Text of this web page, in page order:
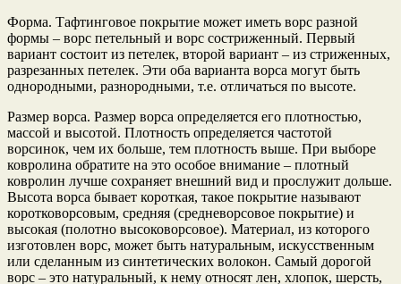
Форма. Тафтинговое покрытие может иметь ворс разной
формы – ворс петельный и ворс состриженный. Первый
вариант состоит из петелек, второй вариант – из стриженных,
разрезанных петелек. Эти оба варианта ворса могут быть
однородными, разнородными, т.е. отличаться по высоте.
Размер ворса. Размер ворса определяется его плотностью,
массой и высотой. Плотность определяется частотой
ворсинок, чем их больше, тем плотность выше. При выборе
ковролина обратите на это особое внимание – плотный
ковролин лучше сохраняет внешний вид и прослужит дольше.
Высота ворса бывает короткая, такое покрытие называют
коротковорсовым, средняя (средневорсовое покрытие) и
высокая (полотно высоковорсовое). Материал, из которого
изготовлен ворс, может быть натуральным, искусственным
или сделанным из синтетических волокон. Самый дорогой
ворс – это натуральный, к нему относят лен, хлопок, шерсть,